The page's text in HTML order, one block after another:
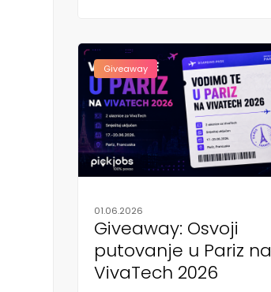
Giveaway
01.06.2026
Giveaway: Osvoji
putovanje u Pariz na
VivaTech 2026